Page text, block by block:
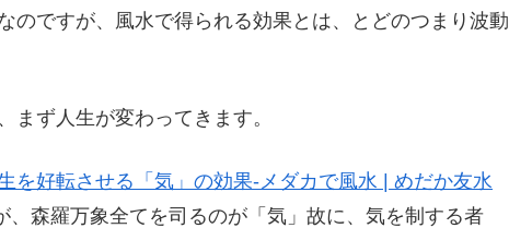
のですが、風水で得られる効果とは、とどのつまり波動
まず人生が変わってきます。
を好転させる「気」の効果-メダカで風水 | めだか友水
、森羅万象全てを司るのが「気」故に、気を制する者